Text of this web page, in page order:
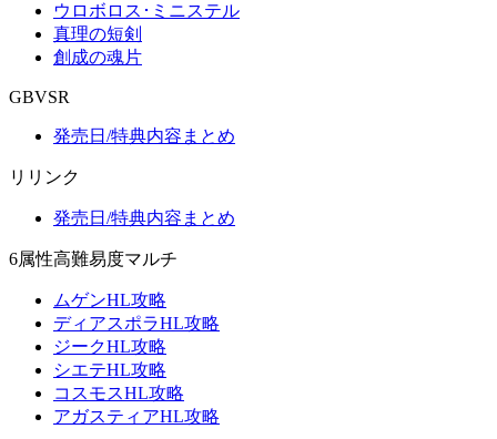
ウロボロス･ミニステル
真理の短剣
創成の魂片
GBVSR
発売日/特典内容まとめ
リリンク
発売日/特典内容まとめ
6属性高難易度マルチ
ムゲンHL攻略
ディアスポラHL攻略
ジークHL攻略
シエテHL攻略
コスモスHL攻略
アガスティアHL攻略